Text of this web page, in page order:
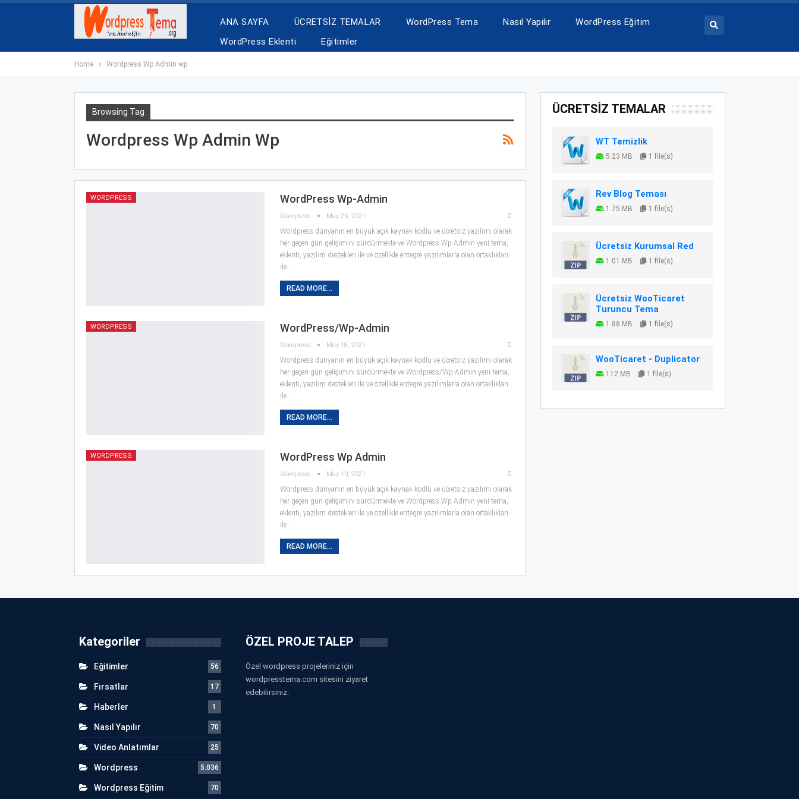
ANA SAYFA ÜCRETSİZ TEMALAR WordPress Tema Nasıl Yapılır
WordPress Eğitim
WordPress Eklenti
Eğitimler
Home Wordpress Wp Admin wp
Browsing Tag
Wordpress Wp Admin Wp
WORDPRESS WordPress Wp-Admin
Wordpress May 26, 2021
Wordpress dünyanın en büyük açık kaynak kodlu ve ücretsiz yazılımı olarak
her geçen gün gelişimini sürdürmekte ve Wordpress Wp-Admin yeni tema,
eklenti, yazılım destekleri ile ve özellikle entegre yazılımlarla olan ortaklıkları
ile…
READ MORE...
WORDPRESS WordPress/Wp-Admin
Wordpress May 18, 2021
Wordpress dünyanın en büyük açık kaynak kodlu ve ücretsiz yazılımı olarak
her geçen gün gelişimini sürdürmekte ve Wordpress/Wp-Admin yeni tema,
eklenti, yazılım destekleri ile ve özellikle entegre yazılımlarla olan ortaklıkları
ile…
READ MORE...
WORDPRESS WordPress Wp Admin
Wordpress May 10, 2021
Wordpress dünyanın en büyük açık kaynak kodlu ve ücretsiz yazılımı olarak
her geçen gün gelişimini sürdürmekte ve Wordpress Wp Admin yeni tema,
eklenti, yazılım destekleri ile ve özellikle entegre yazılımlarla olan ortaklıkları
ile…
READ MORE...
ÜCRETSİZ TEMALAR
WT Temizlik
5.23 MB 1 file(s)
Rev Blog Teması
1.75 MB 1 file(s)
Ücretsiz Kurumsal Red
1.01 MB 1 file(s)
Ücretsiz WooTicaret
Turuncu Tema
1.88 MB 1 file(s)
WooTicaret - Duplicator
112 MB 1 file(s)
Kategoriler
Eğitimler 56
Fırsatlar 17
Haberler 1
Nasıl Yapılır 70
Video Anlatımlar 25
Wordpress 5.036
Wordpress Eğitim 70
ÖZEL PROJE TALEP
Özel wordpress projeleriniz için
wordpresstema.com sitesini ziyaret
edebilirsiniz.